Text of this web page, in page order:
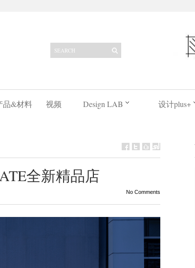
品&材料 视频 Design LAB 设计plus+
全新精品店
No Comments